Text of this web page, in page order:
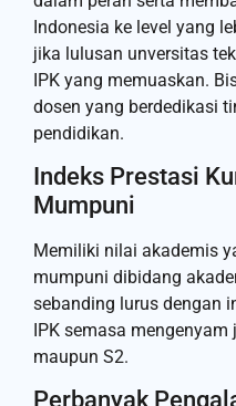
Indonesia ke level yang
jika lulusan unversitas
IPK yang memuaskan.
dosen yang berdedikasi
pendidikan.
Indeks Prestasi
Mumpuni
Memiliki nilai akademis
mumpuni dibidang
sebanding lurus dengan
IPK semasa
maupun S2.
Perbanyak